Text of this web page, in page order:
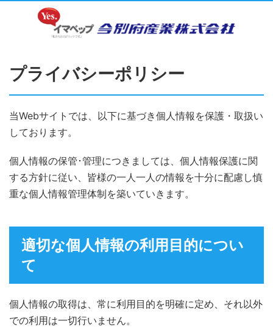
プライバシーポリシー
当Webサイトでは、以下に基づき個人情報を保護・取扱い
しております。
個人情報の保管･管理につきましては、個人情報保護に関
する方針に従い、皆様の一人一人の情報を十分に配慮し慎
重な個人情報管理体制を築いていきます。
適切な個人情報の利用目的につい
て
個人情報の取得は、常に利用目的を明確に定め、それ以外
での利用は一切行いません。